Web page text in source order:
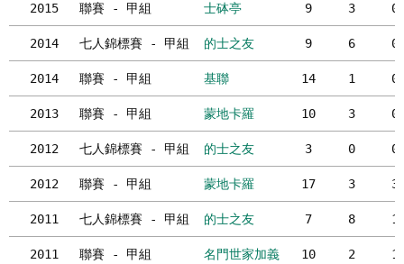
2015 聯賽 - 甲組 士砵亭 9 3 0
2014 七人錦標賽 - 甲組 的士之友 9 6 0
2014 聯賽 - 甲組 基聯 14 1 0
2013 聯賽 - 甲組 蒙地卡羅 10 3 0
2012 七人錦標賽 - 甲組 的士之友 3 0 0
2012 聯賽 - 甲組 蒙地卡羅 17 3 3
2011 七人錦標賽 - 甲組 的士之友 7 8 1
2011 聯賽 - 甲組 名門世家加義 10 2 1